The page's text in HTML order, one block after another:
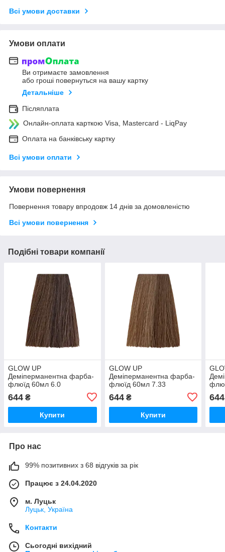
Всі умови доставки
Умови оплати
Ви отримаєте замовлення
або гроші повернуться на вашу картку
Детальніше
Післяплата
Онлайн-оплата карткою Visa, Mastercard - LiqPay
Оплата на банківську картку
Всі умови оплати
Умови повернення
Повернення товару впродовж 14 днів за домовленістю
Всі умови повернення
Подібні товари компанії
GLOW UP
Деміперманентна фарба-
флюїд 60мл 6.0
блонд
644 ₴
Купити
GLOW UP
Деміперманентна фарба-
флюїд 60мл 7.33
интенсивный золотистый
блонд
644₴
Купити
644
Про нас
99% позитивних з 68 відгуків за рік
Працює з 24.04.2020
м. Луцьк
Луцьк, Україна
Контакти
Сьогодні вихідний